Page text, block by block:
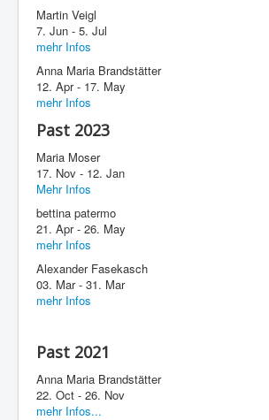
Martin Veigl
7. Jun - 5. Jul
mehr Infos
Anna Maria Brandstätter
12. Apr - 17. May
mehr Infos
Past 2023
Maria Moser
17. Nov - 12. Jan
Mehr Infos
bettina patermo
21. Apr - 26. May
mehr Infos
Alexander Fasekasch
03. Mar - 31. Mar
mehr Infos
Past 2021
Anna Maria Brandstätter
22. Oct - 26. Nov
mehr Infos...